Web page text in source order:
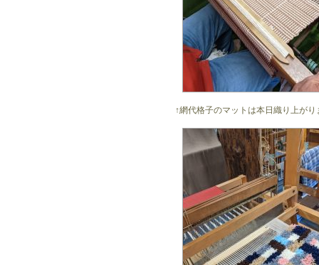
↑網代格子のマットは本日織り上がり